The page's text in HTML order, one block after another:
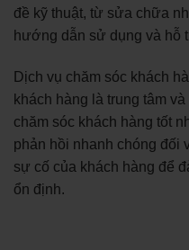
đề kỹ thuật, từ sửa chữa
hướng dẫn sử dụng và hỗ
Dịch vụ chăm sóc khách
khách hàng là trung tâm
chăm sóc khách hàng tốt
phản hồi nhanh chóng đối
sự cố của khách hàng để
ổn định.